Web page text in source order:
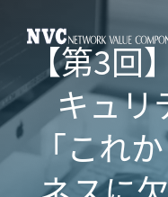
【第3回
キュリ
「これ